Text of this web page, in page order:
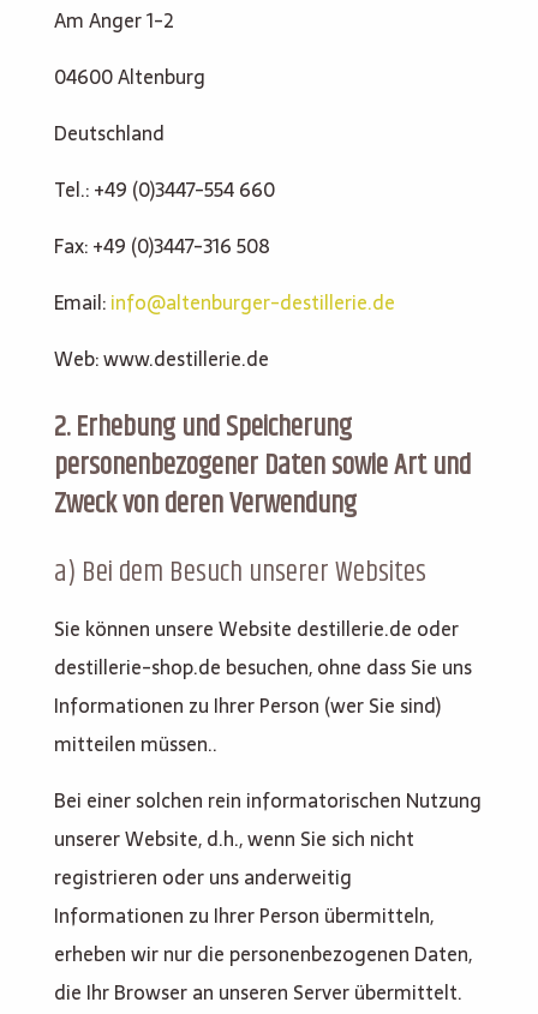
Am Anger 1-2
04600 Altenburg
Deutschland
Tel.: +49 (0)3447-554 660
Fax: +49 (0)3447-316 508
Email:info@altenburger-destillerie.de
Web: www.destillerie.de
2. Erhebung und Speicherung
personenbezogener Daten sowie Art und
Zweck von deren Verwendung
a) Bei dem Besuch unserer Websites
Sie können unsere Website destillerie.de oder
destillerie-shop.de besuchen, ohne dass Sie uns
Informationen zu Ihrer Person (wer Sie sind)
mitteilen müssen..
Bei einer solchen rein informatorischen Nutzung
unserer Website, d.h., wenn Sie sich nicht
registrieren oder uns anderweitig
Informationen zu Ihrer Person übermitteln,
erheben wir nur die personenbezogenen Daten,
die Ihr Browser an unseren Server übermittelt.